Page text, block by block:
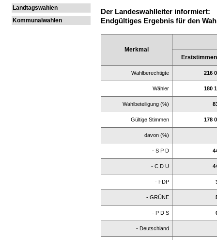
Landtagswahlen
Kommunalwahlen
Der Landeswahlleiter informiert:
Endgültiges Ergebnis für den
Merkmal
Erststimmen
Wahlberechtigte 216
Wähler 180
Wahlbeteiligung (%)
Gültige Stimmen 178
davon (%)
- S P D
- C D U
- FDP
- GRÜNE
- P D S
- Deutschland